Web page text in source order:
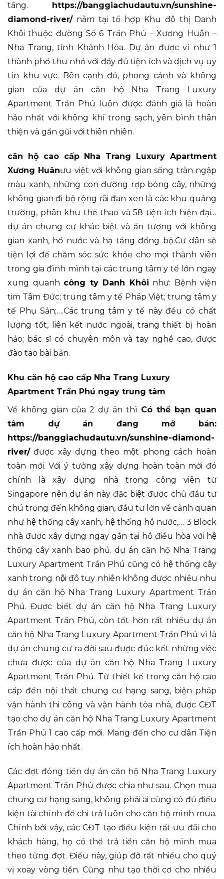
tầng.
https://banggiachudautu.vn/sunshine-
diamond-river/nằm tại tổ hợp Khu đô thị Danh
Khôi thuộc đường Số 6 Trần Phú – Xương Huân –
Nha Trang, tỉnh Khánh Hòa. Dự án được ví như 1
thành phố thu nhỏ với đầy đủ tiện ích và dịch vụ uy
tín khu vực. Bên cạnh đó, phong cảnh và không
gian của dự án căn hộ Nha Trang Luxury
Apartment Trần Phú luôn được đánh giá là hoàn
hảo nhất với không khí trong sạch, yên bình thân
thiện và gần gũi với thiên nhiên.
căn hộ cao cấp Nha Trang Luxury Apartment
Xương Huânưu việt với không gian sống tràn ngập
màu xanh, những con đường rợp bóng cây, những
không gian đi bộ rộng rãi đan xen là các khu quảng
trường, phân khu thể thao và 58 tiện ích hiện đại…
dự án chung cư khác biệt và ấn tượng với không
gian xanh, hồ nước và hạ tầng đồng bộ.Cư dân sẽ
tiện lợi để chăm sóc sức khỏe cho mọi thành viên
trong gia đình mình tại các trung tâm y tế lớn ngay
xung quanh công ty Danh Khôi như: Bệnh viện
tim Tâm Đức; trung tâm y tế Pháp Việt; trung tâm y
tế Phụ Sản;….Các trung tâm y tế này đều có chất
lượng tốt, liên kết nước ngoài, trang thiết bị hoàn
hảo; bác sĩ có chuyên môn và tay nghề cao, được
đào tao bài bản.
Khu căn hộ cao cấp Nha Trang Luxury
Apartment Trần Phú ngay trung tâm
Về không gian của 2 dự án thì Có thể bạn quan
tâm dự án đang mở bán:
https://banggiachudautu.vn/sunshine-diamond-
river/được xây dựng theo một phong cách hoàn
toàn mới. Với ý tưởng xây dựng hoàn toàn mới đó
chính là xây dựng nhà trong công viên từ
Singapore nên dự án này đặc biệt được chủ đầu tư
chú trọng đến không gian, đầu tư lớn về cảnh quan
như hệ thống cây xanh, hệ thống hồ nước,… 3 Block
nhà được xây dựng ngay gần tại hồ điều hòa với hệ
thống cây xanh bao phủ. dự án căn hộ Nha Trang
Luxury Apartment Trần Phú cũng có hệ thống cây
xanh trong nội đô tuy nhiên không được nhiều nhu
dự án căn hộ Nha Trang Luxury Apartment Trần
Phú. Được biết dự án căn hộ Nha Trang Luxury
Apartment Trần Phú, còn tốt hơn rất nhiều dự án
căn hộ Nha Trang Luxury Apartment Trần Phú vì là
dự án chung cư ra đời sau được đúc kết những việc
chưa được của dự án căn hộ Nha Trang Luxury
Apartment Trần Phú. Từ thiết kế trong căn hộ cao
cấp đến nội thất chung cư hạng sang, biện pháp
vận hành thi công và vận hành tòa nhà, được CĐT
tạo cho dự án căn hộ Nha Trang Luxury Apartment
Trần Phú 1 cao cấp mới. Mang đến cho cư dân Tiện
ích hoàn hảo nhất.
Các đợt đóng tiền dự án căn hộ Nha Trang Luxury
Apartment Trần Phú được chia như sau. Chọn mua
chung cư hạng sang, không phải ai cũng có đủ điều
kiện tài chính để chi trả luôn cho căn hộ mình mua.
Chính bởi vậy, các CĐT tạo điều kiện rất ưu đãi cho
khách hàng, họ có thể trả tiền căn hộ mình mua
theo từng đợt. Điều này, giúp đỡ rất nhiều cho quý
vị xoay vòng tiền. Cũng như tạo thời cơ cho nhiều